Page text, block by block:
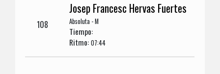
108
Josep Francesc Hervas Fuertes
Absoluta - M
Tiempo:
Ritmo:07:44